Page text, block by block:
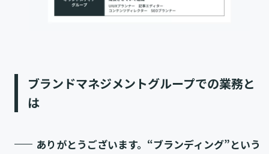
ブランドマネジメントグループでの業務と
は
ありがとうございます。“ブランディング”という